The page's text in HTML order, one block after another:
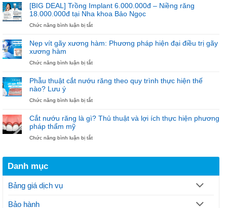
Cho
100
Trụ
Đầu
Niềng
Răng
18.000.000đ
“Diện
–
Noel”
[BIG DEAL] Trồng Implant 6.000.000đ – Niềng răng
18.000.000đ tại Nha khoa Bảo Ngọc
Chức năng bình luận bị tắtở
DEAL]
Trồng
6.000.000đ
Niềng
tại
khoa
Nẹp vít gãy xương hàm: Phương pháp hiện đại điều trị gãy
xương hàm
Chức năng bình luận bị tắtở
gãy
hàm:
pháp
điều
Phẫu thuật cắt nướu răng theo quy trình thực hiện thế
nào? Lưu ý
Chức năng bình luận bị tắtở
thuật
cắt
răng
hiện
Cắt nướu răng là gì? Thủ thuật và lợi ích thực hiện phương
pháp thẩm mỹ
Chức năng bình luận bị tắtở
gì?
Danh mục
Bảng giá dịch vụ
Bảo hành